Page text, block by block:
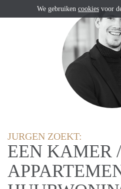
JURGEN ZOEKT:
EEN KAMER
We gebruiken cookies voor